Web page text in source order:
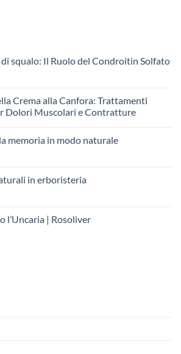
squalo: Il Ruolo del Condroitin Solfato
Crema alla Canfora: Trattamenti
Dolori Muscolari e Contratture
memoria in modo naturale
in erboristeria
l’Uncaria | Rosoliver